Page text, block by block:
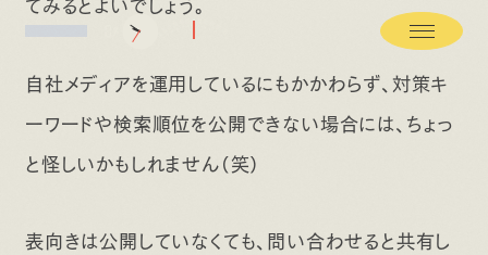
自社メディアを運用しているにもかかわらず、対策キ
ーワードや検索順位を公開できない場合には、ちょっ
と怪しいかもしれません（笑）
表向きは公開していなくても、問い合わせると共有し